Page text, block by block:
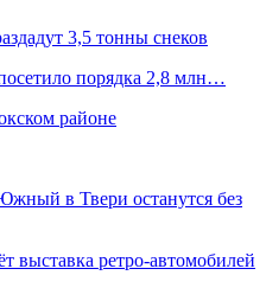
3,5 тонны снеков
порядка 2,8 млн…
районе
в Твери останутся без
выставка ретро-автомобилей